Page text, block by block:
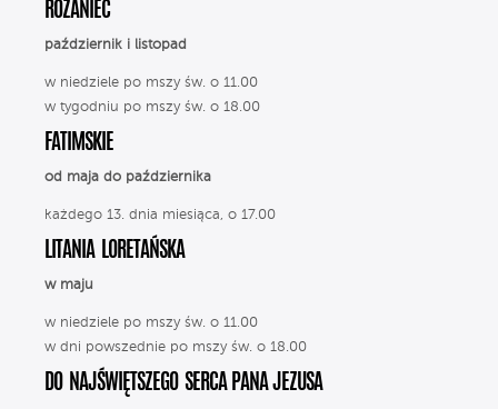
RÓŻANIEC
październik i listopad
w niedziele po mszy św. o 11.00
w tygodniu po mszy św. o 18.00
FATIMSKIE
od maja do października
każdego 13. dnia miesiąca, o 17.00
LITANIA LORETAŃSKA
w maju
w niedziele po mszy św. o 11.00
w dni powszednie po mszy św. o 18.00
DO NAJŚWIĘTSZEGO SERCA PANA JEZUSA